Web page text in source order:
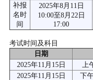
补报
名时
间
2025年8月11日
10:00至8月22日
17:00
考试时间及科目
日期
2025年11月15日
2025年11月15日
下